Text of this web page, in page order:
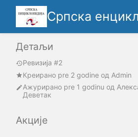
Српска
Детаљи
Ревизија #2
Креирано pre 2 godine oд Admin
Ажурирано pre 1 godinu од
Деветак
Акције